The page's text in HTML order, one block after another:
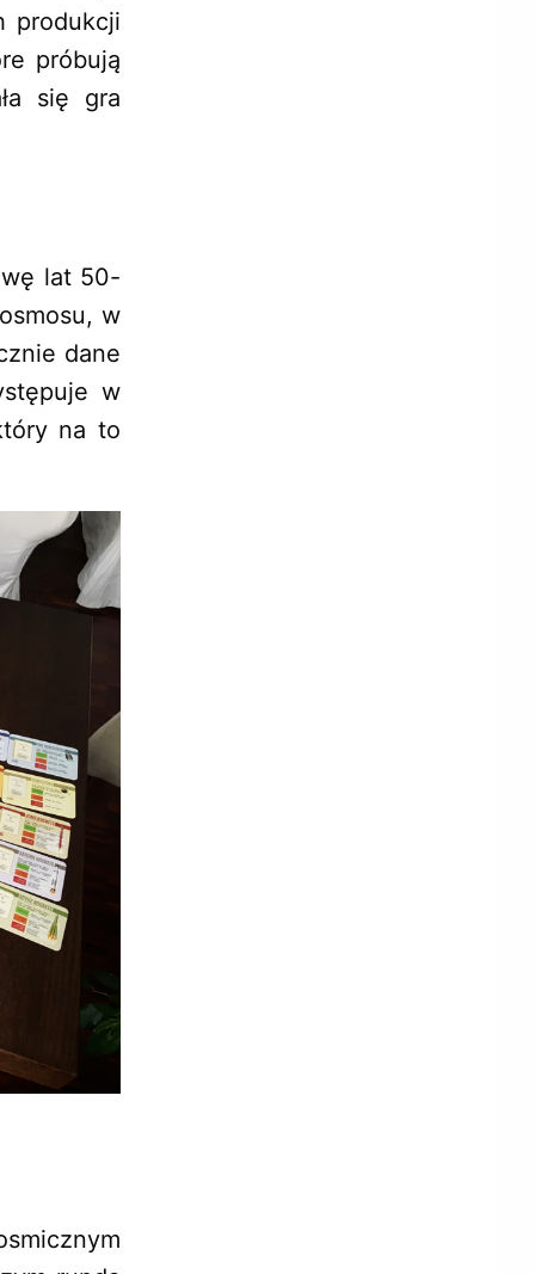
produkcji
próbują
się gra
lat 50-
w
dane
w
na to